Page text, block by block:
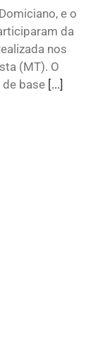
e o
da
nos
(MT). O
base [...]